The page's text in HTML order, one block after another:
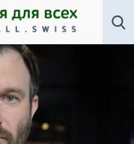
убитой мечте.
Андрея Лошака